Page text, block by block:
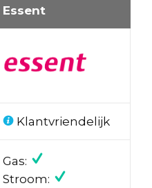
Essent
Klantvriendelijk
Gas:
Stroom: